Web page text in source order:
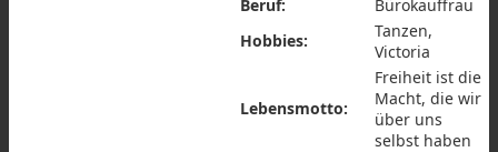
Beruf:
Bürokauffrau
Hobbies:
Tanzen,
Victoria
Lebensmotto:
Freiheit ist die
Macht, die wir
über uns
selbst haben